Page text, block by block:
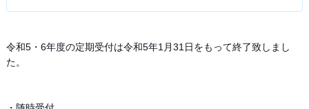
令和5・6年度の定期受付は令和5年1月31日をもって終了致しまし
た。